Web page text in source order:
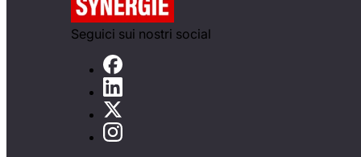
Seguici sui nostri social